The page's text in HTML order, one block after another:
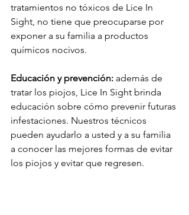
tratamientos no tóxicos de Lice In
Sight, no tiene que preocuparse por
exponer a su familia a productos
químicos nocivos.
Educación y prevención: además de
tratar los piojos, Lice In Sight brinda
educación sobre cómo prevenir futuras
infestaciones. Nuestros técnicos
pueden ayudarlo a usted y a su familia
a conocer las mejores formas de evitar
los piojos y evitar que regresen.